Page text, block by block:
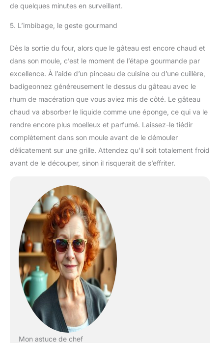
de quelques minutes en surveillant.
5. L’imbibage, le geste gourmand
Dès la sortie du four, alors que le gâteau est encore chaud et
dans son moule, c’est le moment de l’étape gourmande par
excellence. À l’aide d’un pinceau de cuisine ou d’une cuillère,
badigeonnez généreusement le dessus du gâteau avec le
rhum de macération que vous aviez mis de côté. Le gâteau
chaud va absorber le liquide comme une éponge, ce qui va le
rendre encore plus moelleux et parfumé. Laissez-le tiédir
complètement dans son moule avant de le démouler
délicatement sur une grille. Attendez qu’il soit totalement froid
avant de le découper, sinon il risquerait de s’effriter.
Mon astuce de chef